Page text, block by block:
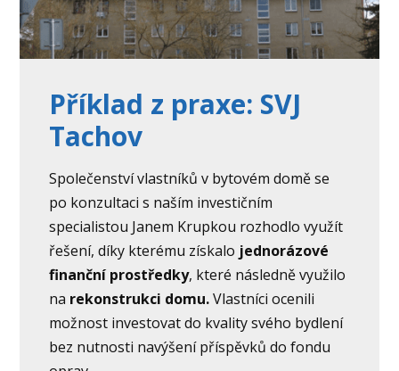
Příklad z praxe: SVJ
Tachov
Společenství vlastníků v bytovém domě se
po konzultaci s naším investičním
specialistou Janem Krupkou rozhodlo využít
řešení, díky kterému získalo jednorázové
finanční prostředky, které následně využilo
na rekonstrukci domu.Vlastníci ocenili
možnost investovat do kvality svého bydlení
bez nutnosti navýšení příspěvků do fondu